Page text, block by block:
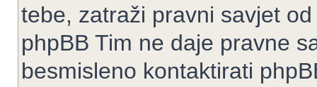
tebe, zatraži pravni savjet
phpBB Tim ne daje pravne
besmisleno kontaktirati